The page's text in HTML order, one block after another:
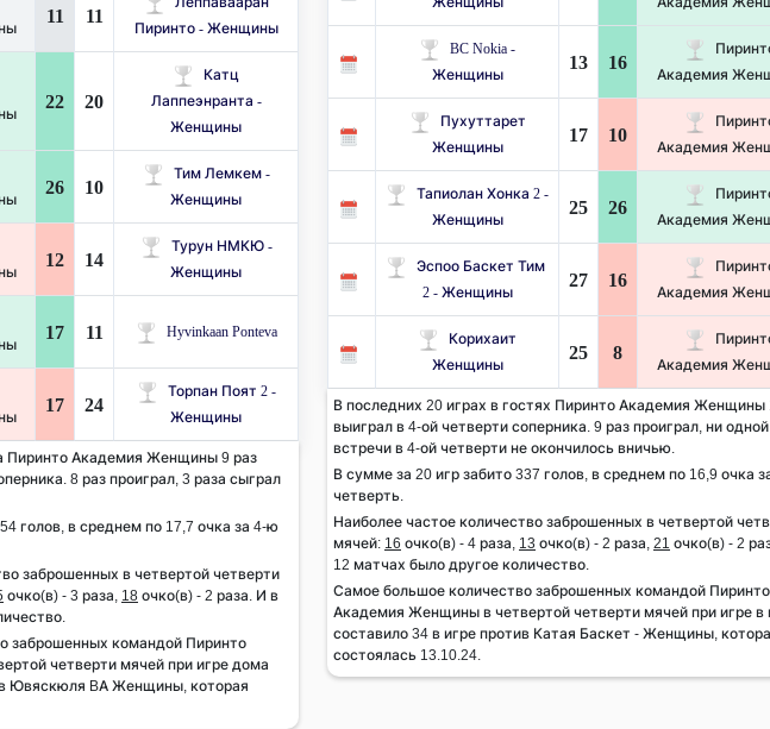
11 11
Пиринто - Женщины
22 20
Катц
Лаппеэнранта -
Женщины
26 10
Тим Лемкем -
Женщины
12 14
Турун НМКЮ -
Женщины
17 11 Hyvinkaan Ponteva
17 24
Торпан Поят 2 -
Женщины
Пиринто Академия Женщины 9 раз
8 раз проиграл, 3 раза сыграл
голов, в среднем по 17,7 очка за 4-ю
заброшенных в четвертой четверти
очко(в) - 3 раза, 18 очко(в) - 2 раза. И в
заброшенных командой Пиринто
четверти мячей при игре дома
Ювяскюля BA Женщины, которая
BC Nokia -
Женщины
13 16
Академия
Пухуттарет
Женщины
17 10
Академия
Тапиолан Хонка 2 -
Женщины
25 26
Академия
Эспоо Баскет Тим ​​
2 - Женщины
27 16
Академия
Корихаит
Женщины
25 8
Академия
В последних 20 играх в гостях Пиринто Академия Женщины
выиграл в 4-ой четверти соперника. 9 раз проиграл, ни одной
встречи в 4-ой четверти не окончилось вничью.
В сумме за 20 игр забито 337 голов, в среднем по 16,9 очка
четверть.
Наиболее частое количество заброшенных в четвертой
мячей: 16 очко(в) - 4 раза, 13 очко(в) - 2 раза, 21 очко(в) - 2
12 матчах было другое количество.
Самое большое количество заброшенных командой Пиринто
Академия Женщины в четвертой четверти мячей при игре в
составило 34 в игре против Катая Баскет - Женщины,
состоялась 13.10.24.